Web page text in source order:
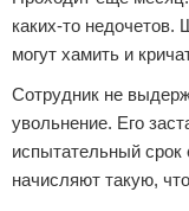
каких-то
могут хамить и
Сотрудник не
увольнение. Его
испытательный
начисляют такую,